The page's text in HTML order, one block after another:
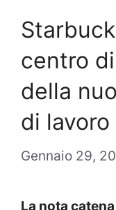
centro
della
di lavoro
Gennaio 29,
La nota